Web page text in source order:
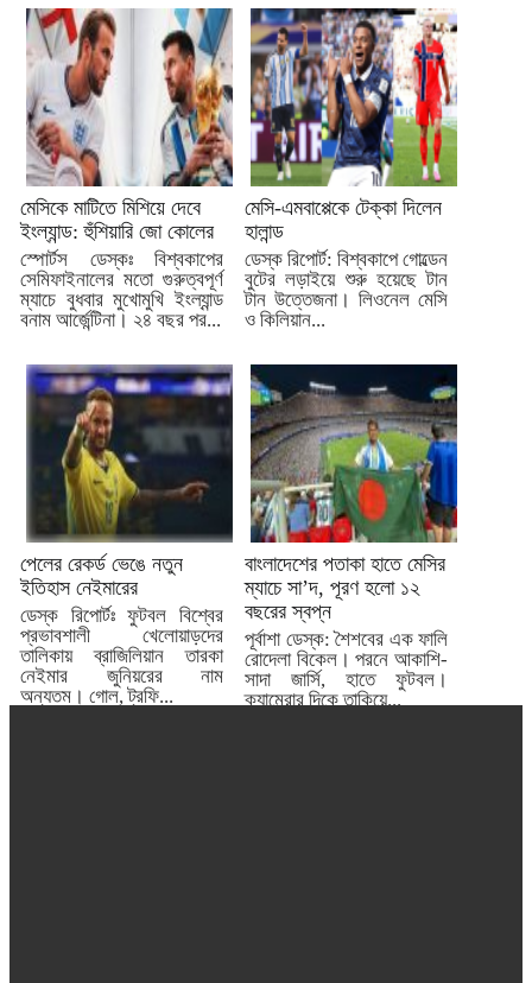
মেসিকে মাটিতে মিশিয়ে দেবে
ইংল্যান্ড: হুঁশিয়ারি জো কোলের
স্পোর্টস ডেস্কঃ বিশ্বকাপের
সেমিফাইনালের মতো গুরুত্বপূর্ণ
ম্যাচে বুধবার মুখোমুখি ইংল্যান্ড
বনাম আর্জেন্টিনা। ২৪ বছর পর...
মেসি-এমবাপ্পেকে টেক্কা দিলেন
হালান্ড
ডেস্ক রিপোর্ট: বিশ্বকাপে গোল্ডেন
বুটের লড়াইয়ে শুরু হয়েছে টান
টান উত্তেজনা। লিওনেল মেসি
ও কিলিয়ান...
পেলের রেকর্ড ভেঙে নতুন
ইতিহাস নেইমারের
ডেস্ক রিপোর্টঃ ফুটবল বিশ্বের
প্রভাবশালী খেলোয়াড়দের
তালিকায় ব্রাজিলিয়ান তারকা
নেইমার জুনিয়রের নাম
অন্যতম। গোল, ট্রফি...
বাংলাদেশের পতাকা হাতে মেসির
ম্যাচে সা’দ, পূরণ হলো ১২
বছরের স্বপ্ন
পূর্বাশা ডেস্ক: শৈশবের এক ফালি
রোদেলা বিকেল। পরনে আকাশি-
সাদা জার্সি, হাতে ফুটবল।
ক্যামেরার দিকে তাকিয়ে...